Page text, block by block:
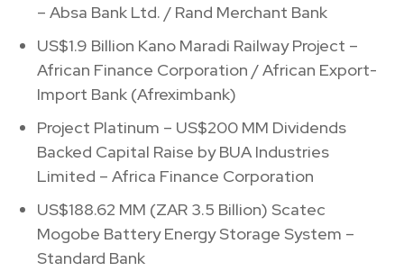
– Absa Bank Ltd. / Rand Merchant Bank
US$1.9 Billion Kano Maradi Railway Project –
African Finance Corporation / African Export-
Import Bank (Afreximbank)
Project Platinum – US$200 MM Dividends
Backed Capital Raise by BUA Industries
Limited – Africa Finance Corporation
US$188.62 MM (ZAR 3.5 Billion) Scatec
Mogobe Battery Energy Storage System –
Standard Bank